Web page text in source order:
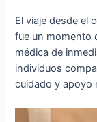
El viaje desde el
fue un momento
médica de
individuos
cuidado y apoyo